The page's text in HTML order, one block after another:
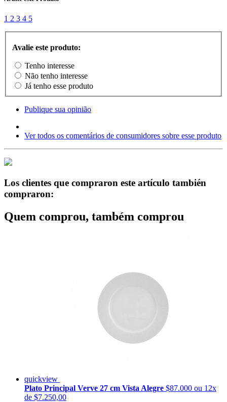
1 2 3 4 5
Avalie este produto:
Tenho interesse
Não tenho interesse
Já tenho esse produto
Publique sua opinião
Ver todos os comentários de consumidores sobre esse produto
Los clientes que compraron este artículo también
compraron:
Quem comprou, também comprou
quickview
Plato Principal Verve 27 cm Vista Alegre $87.000 ou 12x
de $7.250,00